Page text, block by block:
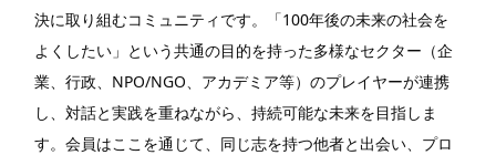
決に取り組むコミュニティです。「100年後の未来の社会を
よくしたい」という共通の目的を持った多様なセクター（企
業、行政、NPO/NGO、アカデミア等）のプレイヤーが連携
し、対話と実践を重ねながら、持続可能な未来を目指しま
す。会員はここを通じて、同じ志を持つ他者と出会い、プロ